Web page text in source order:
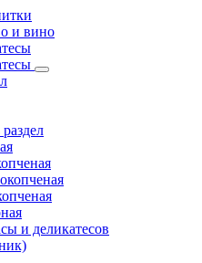
и вино
и деликатесов